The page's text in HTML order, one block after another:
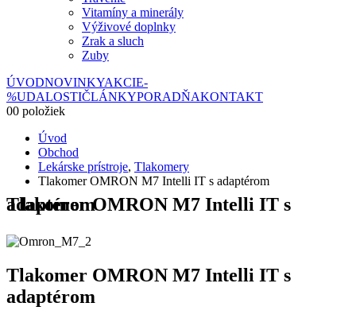
Vitamíny a minerály
Výživové doplnky
Zrak a sluch
Zuby
ÚVODNOVINKYAKCIE-
%UDALOSTIČLÁNKYPORADŇAKONTAKT
00 položiek
Úvod
Obchod
Lekárske prístroje, Tlakomery
Tlakomer OMRON M7 Intelli IT s adaptérom
Tlakomer OMRON M7 Intelli IT s adaptérom
Tlakomer OMRON M7 Intelli IT s
adaptérom